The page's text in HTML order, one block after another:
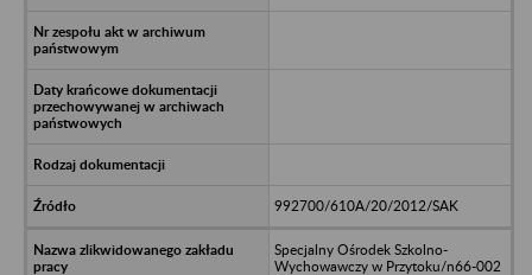
992700/610A/20/2012/SAK
Specjalny Ośrodek Szkolno-
Wychowawczy w Przytoku/n66-002